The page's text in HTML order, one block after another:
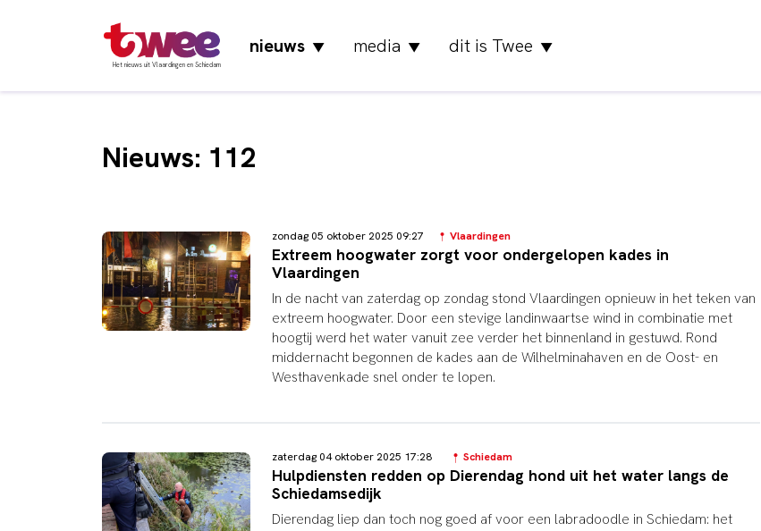
Het nieuws uit Vlaardingen en Schiedam
nieuws▼ media ▼ dit is Twee ▼
Nieuws: 112
zondag 05 oktober 2025 09:27 Vlaardingen
Extreem hoogwater zorgt voor ondergelopen kades in
Vlaardingen
In de nacht van zaterdag op zondag stond Vlaardingen opnieuw in het teken van
extreem hoogwater. Door een stevige landinwaartse wind in combinatie met
hoogtij werd het water vanuit zee verder het binnenland in gestuwd. Rond
middernacht begonnen de kades aan de Wilhelminahaven en de Oost- en
Westhavenkade snel onder te lopen.
zaterdag 04 oktober 2025 17:28 Schiedam
Hulpdiensten redden op Dierendag hond uit het water langs de
Schiedamsedijk
Dierendag liep dan toch nog goed af voor een labradoodle in Schiedam: het